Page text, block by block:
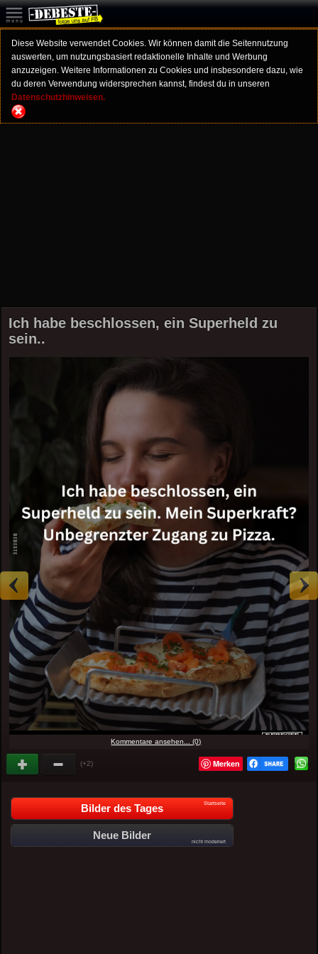
Diese Website verwendet Cookies. Wir können damit die Seitennutzung
auswerten, um nutzungsbasiert redaktionelle Inhalte und Werbung
anzuzeigen. Weitere Informationen zu Cookies und insbesondere dazu, wie
du deren Verwendung widersprechen kannst, findest du in unseren
Datenschutzhinweisen.
Ich habe beschlossen, ein Superheld zu
sein..
Kommentare ansehen... (0)
(+2) Merken
Bilder des Tages Startseite
Neue Bilder
nicht moderiert